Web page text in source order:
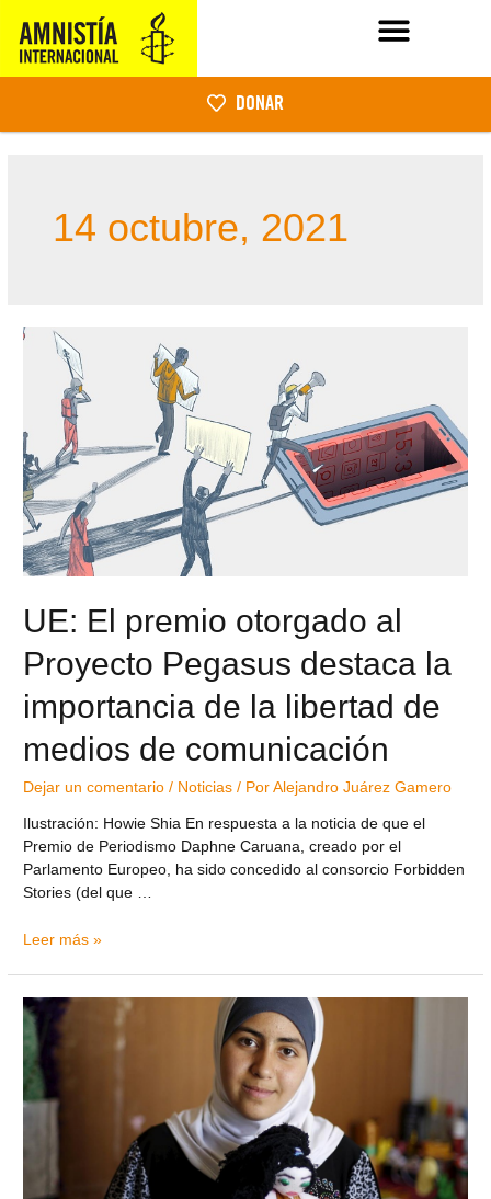
DONAR
14 octubre, 2021
UE: El premio otorgado al
Proyecto Pegasus destaca la
importancia de la libertad de
medios de comunicación
Dejar un comentario / Noticias / PorAlejandro Juárez Gamero
Ilustración: Howie Shia En respuesta a la noticia de que el
Premio de Periodismo Daphne Caruana, creado por el
Parlamento Europeo, ha sido concedido al consorcio Forbidden
Stories (del que …
Leer más »